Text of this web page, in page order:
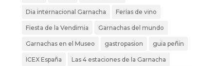
Dia internacional Garnacha Ferias de vino
Fiesta de la Vendimia Garnachas del mundo
Garnachas en el Museo gastropasion guia peñin
ICEX España Las 4 estaciones de la Garnacha